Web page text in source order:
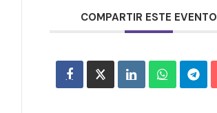
COMPARTIR ESTE EVENTO